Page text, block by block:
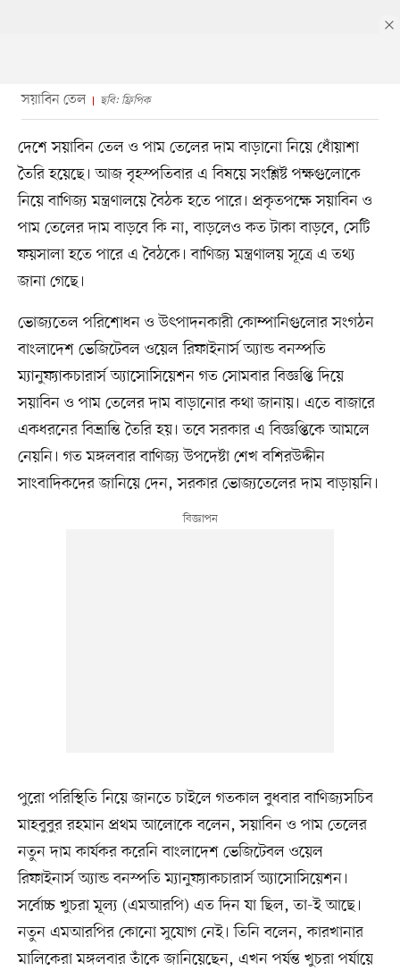
সয়াবিন তেল ছবি: ফ্রিপিক
দেশে সয়াবিন তেল ও পাম তেলের দাম বাড়ানো নিয়ে ধোঁয়াশা
তৈরি হয়েছে। আজ বৃহস্পতিবার এ বিষয়ে সংশ্লিষ্ট পক্ষগুলোকে
নিয়ে বাণিজ্য মন্ত্রণালয়ে বৈঠক হতে পারে। প্রকৃতপক্ষে সয়াবিন ও
পাম তেলের দাম বাড়বে কি না, বাড়লেও কত টাকা বাড়বে, সেটি
ফয়সালা হতে পারে এ বৈঠকে। বাণিজ্য মন্ত্রণালয় সূত্রে এ তথ্য
জানা গেছে।
ভোজ্যতেল পরিশোধন ও উৎপাদনকারী কোম্পানিগুলোর সংগঠন
বাংলাদেশ ভেজিটেবল ওয়েল রিফাইনার্স অ্যান্ড বনস্পতি
ম্যানুফ্যাকচারার্স অ্যাসোসিয়েশন গত সোমবার বিজ্ঞপ্তি দিয়ে
সয়াবিন ও পাম তেলের দাম বাড়ানোর কথা জানায়। এতে বাজারে
একধরনের বিভ্রান্তি তৈরি হয়। তবে সরকার এ বিজ্ঞপ্তিকে আমলে
নেয়নি। গত মঙ্গলবার বাণিজ্য উপদেষ্টা শেখ বশিরউদ্দীন
সাংবাদিকদের জানিয়ে দেন, সরকার ভোজ্যতেলের দাম বাড়ায়নি।
পুরো পরিস্থিতি নিয়ে জানতে চাইলে গতকাল বুধবার বাণিজ্যসচিব
মাহবুবুর রহমান প্রথম আলোকে বলেন, সয়াবিন ও পাম তেলের
নতুন দাম কার্যকর করেনি বাংলাদেশ ভেজিটেবল ওয়েল
রিফাইনার্স অ্যান্ড বনস্পতি ম্যানুফ্যাকচারার্স অ্যাসোসিয়েশন।
সর্বোচ্চ খুচরা মূল্য (এমআরপি) এত দিন যা ছিল, তা-ই আছে।
নতুন এমআরপির কোনো সুযোগ নেই। তিনি বলেন, কারখানার
মালিকেরা মঙ্গলবার তাঁকে জানিয়েছেন, এখন পর্যন্ত খুচরা পর্যায়ে